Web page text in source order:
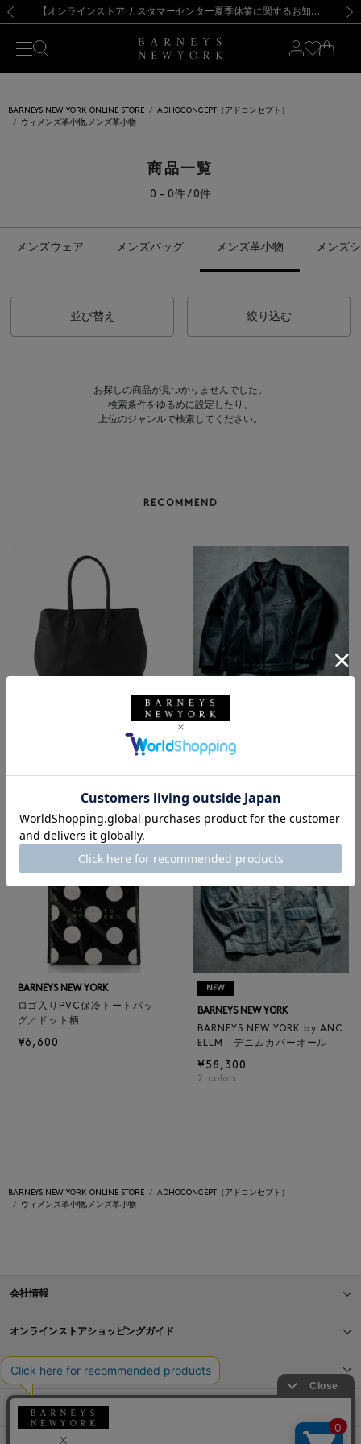
新規登録のお客様も対象！＜MY BARNEYS＞会員のお客様は11,000円（税込）以上のお買上げで常時送料無料！お買い物の際は会員登録を！
【夏季休業に伴う出荷一時停止のお知らせ】(2026.8.7) 【オンラインストア カスタマーセンター夏季休業に関するお知らせ】（2026.8.7）
【夏季休業に伴う返品・交換承り一時停止のお知らせ】（2026.8.5）
熊本県を中心とした地震の影響によるお荷物のお届けについて
【開催中】SUMMER SALEのご案内・ご注意事項 新規登録のお客様も対象！＜MY BARNEYS＞会員のお客様は11,000円（税込）以上のお買上げで常時送料無料！お買い物の際は会員登録を！
【夏季休業に伴う出荷一時停止のお知らせ】(2026.8.7)
BARNEYS NEW YORK ONLINE STORE
ADHOCONCEPT（アドコンセプト）
ウィメンズ革小物,メンズ革小物
商品一覧
0 - 0件 / 0件
メンズウェア メンズバッグ メンズ革小物 メンズ
並び替え 絞り込む
お探しの商品が見つかりませんでした。
検索条件をゆるめに設定したり、
上位のジャンルで検索してください。
RECOMMEND
レザートートバッグ（M）
NEW
BARNEYS NEW YORK
BARNEYS NEW YORK by ANC
¥165,000
BARNEYS NEW YORK
ロゴ入りPVC保冷トートバッ
グ／ドット柄
¥6,600
NEW
BARNEYS NEW YORK
BARNEYS NEW YORK by ANC
ELLM デニムカバーオール
¥58,300
2 colors
BARNEYS NEW YORK ONLINE STORE
ADHOCONCEPT（アドコンセプト）
ウィメンズ革小物,メンズ革小物
会社情報
オンラインストアショッピングガイド
店舗情報
サービス